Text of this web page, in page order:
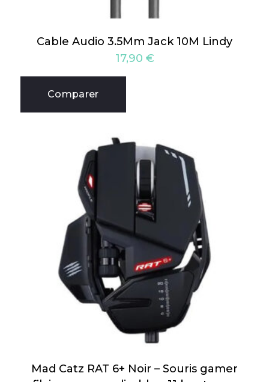
Cable Audio 3.5Mm Jack 10M Lindy
17,90 €
Comparer
Mad Catz RAT 6+ Noir – Souris gamer